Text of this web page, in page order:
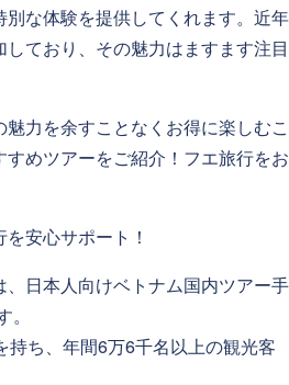
別な体験を提供してくれます。近年
ており、その魅力はますます注目
力を余すことなくお得に楽しむこ
めツアーをご紹介！フエ旅行をお
安心サポート！
日本人向けベトナム国内ツアー手
持ち、年間6万6千名以上の観光客